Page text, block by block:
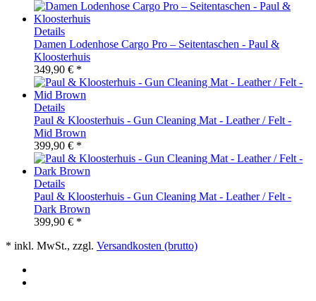
Details
Damen Lodenhose Cargo Pro – Seitentaschen - Paul &
Kloosterhuis
349,90 € *
Details
Paul & Kloosterhuis - Gun Cleaning Mat - Leather / Felt -
Mid Brown
399,90 € *
Details
Paul & Kloosterhuis - Gun Cleaning Mat - Leather / Felt -
Dark Brown
399,90 € *
* inkl. MwSt., zzgl. Versandkosten (brutto)